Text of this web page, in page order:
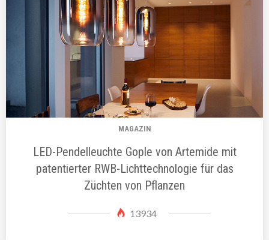
MAGAZIN
LED-Pendelleuchte Gople von Artemide mit
patentierter RWB-Lichttechnologie für das
Züchten von Pflanzen
13934